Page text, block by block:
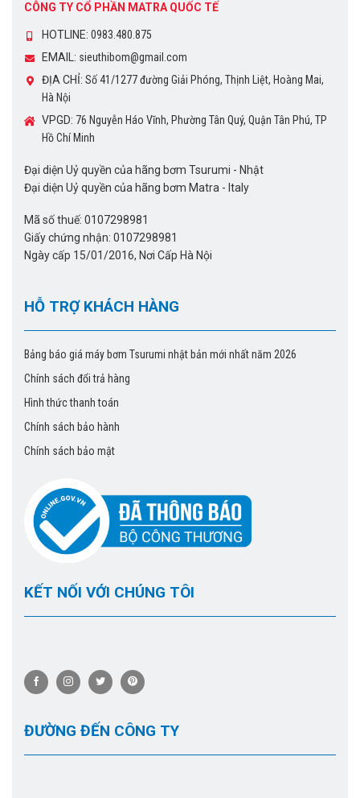
CÔNG TY CỔ PHẦN MATRA QUỐC TẾ
HOTLINE: 0983.480.875
EMAIL: sieuthibom@gmail.com
ĐỊA CHỈ: Số 41/1277 đường Giải Phóng, Thịnh Liệt, Hoàng Mai,
Hà Nội
VPGD: 76 Nguyễn Háo Vĩnh, Phường Tân Quý, Quận Tân Phú, TP
Hồ Chí Minh
Đại diện Uỷ quyền của hãng bơm Tsurumi - Nhật
Đại diện Uỷ quyền của hãng bơm Matra - Italy
Mã số thuế: 0107298981
Giấy chứng nhận: 0107298981
Ngày cấp 15/01/2016, Nơi Cấp Hà Nội
HỖ TRỢ KHÁCH HÀNG
Bảng báo giá máy bơm Tsurumi nhật bản mới nhất năm 2026
Chính sách đổi trả hàng
Hình thức thanh toán
Chính sách bảo hành
Chính sách bảo mật
KẾT NỐI VỚI CHÚNG TÔI
ĐƯỜNG ĐẾN CÔNG TY